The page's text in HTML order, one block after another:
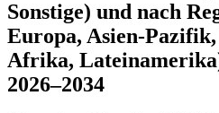
Sonstige) und nach
Europa, Asien-
Afrika,
2026–2034